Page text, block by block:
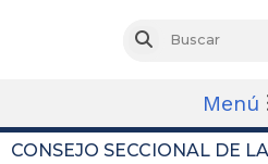
Buscar
Menú
CONSEJO SECCIONAL DE